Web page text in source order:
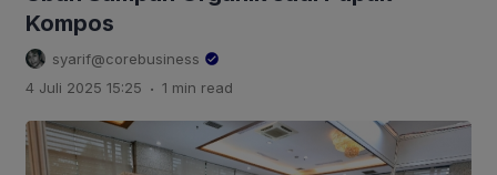
Kompos
syarif@corebusiness
4 Juli 2025 15:25 . 1 min read